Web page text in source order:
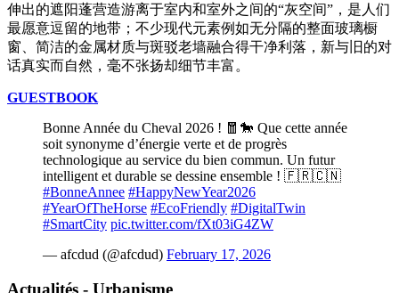
伸出的遮阳蓬营造游离于室内和室外之间的“灰空间”，是人 们
最愿意逗留的地带 ；不少现代元素例如无分隔的整面玻璃橱
窗、 简洁的金属材质与斑驳老墙融合得干净利落，新与旧的对
话真实而自然，毫不张扬却细节丰富。
GUESTBOOK
Bonne Année du Cheval 2026 ! 🧧🐎 Que cette année
soit synonyme d’énergie verte et de progrès
technologique au service du bien commun. Un futur
intelligent et durable se dessine ensemble ! 🇫🇷🇨🇳
#BonneAnnee #HappyNewYear2026
#YearOfTheHorse #EcoFriendly #DigitalTwin
#SmartCity pic.twitter.com/fXt03iG4ZW
— afcdud (@afcdud) February 17, 2026
Actualités - Urbanisme